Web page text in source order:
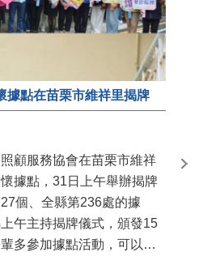
據點在苗栗市維祥里揭牌
顧服務協會在苗栗市維祥
據點，31日上午舉辦揭牌
個、全縣第236處的據
午主持揭牌儀式，頒發15
多參加據點活動，可以更
國